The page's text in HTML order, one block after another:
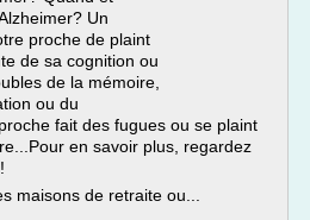
Un
proche de plaint
de sa cognition ou
de la mémoire,
ou du
fait des fugues ou se plaint
en savoir plus, regardez
maisons de retraite ou...